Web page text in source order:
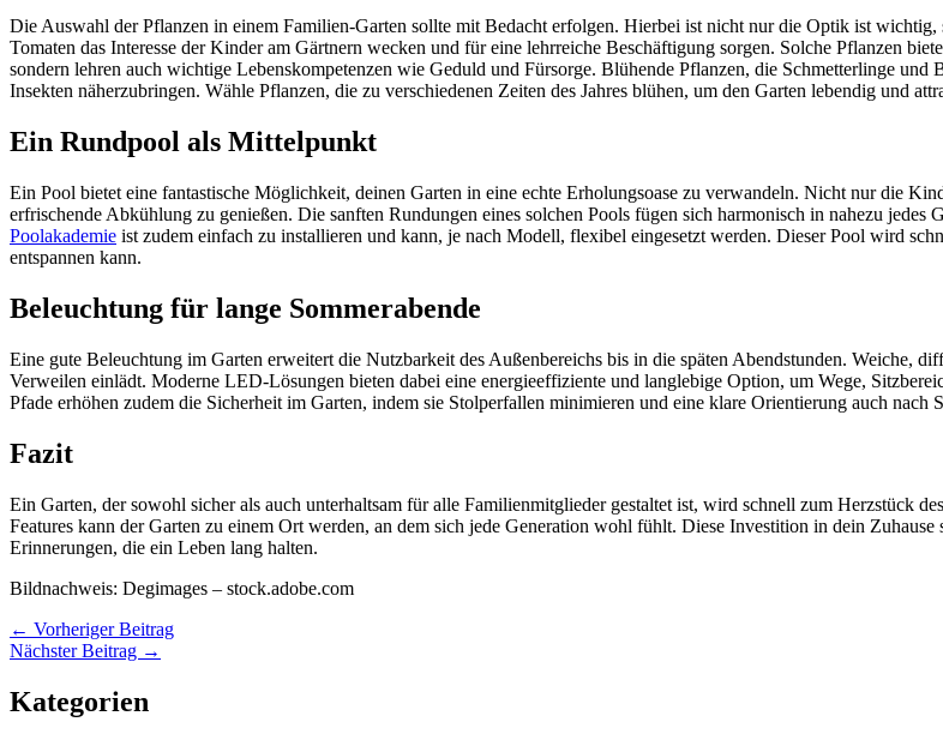
Die Auswahl der Pflanzen in einem Familien-Garten sollte mit Bedacht erfolgen. Hierbei ist nicht nur die Optik ist
Tomaten das Interesse der Kinder am Gärtnern wecken und für eine lehrreiche Beschäftigung sorgen. Solche Pflanzen
sondern lehren auch wichtige Lebenskompetenzen wie Geduld und Fürsorge. Blühende Pflanzen, die Schmetterlinge
Insekten näherzubringen. Wähle Pflanzen, die zu verschiedenen Zeiten des Jahres blühen, um den Garten lebendig und
Ein Rundpool als Mittelpunkt
Ein Pool bietet eine fantastische Möglichkeit, deinen Garten in eine echte Erholungsoase zu verwandeln. Nicht nur die
erfrischende Abkühlung zu genießen. Die sanften Rundungen eines solchen Pools fügen sich harmonisch in nahezu
Poolakademie ist zudem einfach zu installieren und kann, je nach Modell, flexibel eingesetzt werden. Dieser Pool wird
entspannen kann.
Beleuchtung für lange Sommerabende
Eine gute Beleuchtung im Garten erweitert die Nutzbarkeit des Außenbereichs bis in die späten Abendstunden. Weiche,
Verweilen einlädt. Moderne LED-Lösungen bieten dabei eine energieeffiziente und langlebige Option, um Wege,
Pfade erhöhen zudem die Sicherheit im Garten, indem sie Stolperfallen minimieren und eine klare Orientierung auch nach
Fazit
Ein Garten, der sowohl sicher als auch unterhaltsam für alle Familienmitglieder gestaltet ist, wird schnell zum Herzstück
Features kann der Garten zu einem Ort werden, an dem sich jede Generation wohl fühlt. Diese Investition in dein
Erinnerungen, die ein Leben lang halten.
Bildnachweis: Degimages – stock.adobe.com
← Vorheriger Beitrag
Nächster Beitrag →
Kategorien